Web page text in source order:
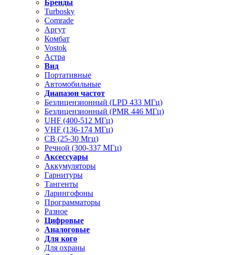
Бренды
Turbosky
Comrade
Аргут
Комбат
Vostok
Астра
Вид
Портативные
Автомобильные
Диапазон частот
Безлицензионный (LPD 433 МГц)
Безлицензионный (PMR 446 МГц)
UHF (400-512 МГц)
VHF (136-174 МГц)
CB (25-30 Мгц)
Речной (300-337 МГц)
Аксессуары
Аккумуляторы
Гарнитуры
Тангенты
Ларингофоны
Программаторы
Разное
Цифровые
Аналоговые
Для кого
Для охраны